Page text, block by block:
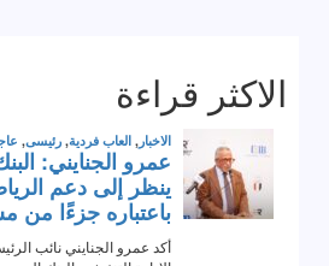
الاكثر قراءة